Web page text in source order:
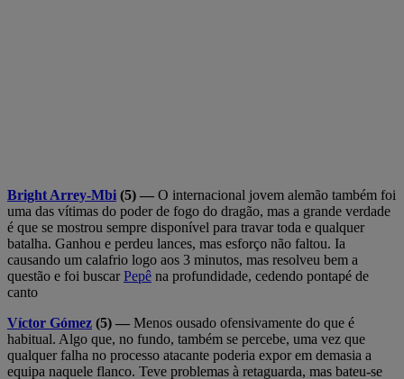
Bright Arrey-Mbi (5) — O internacional jovem alemão também foi
uma das vítimas do poder de fogo do dragão, mas a grande verdade
é que se mostrou sempre disponível para travar toda e qualquer
batalha. Ganhou e perdeu lances, mas esforço não faltou. Ia
causando um calafrio logo aos 3 minutos, mas resolveu bem a
questão e foi buscarPepê na profundidade, cedendo pontapé de
canto
Víctor Gómez (5) — Menos ousado ofensivamente do que é
habitual. Algo que, no fundo, também se percebe, uma vez que
qualquer falha no processo atacante poderia expor em demasia a
equipa naquele flanco. Teve problemas à retaguarda, mas bateu-se